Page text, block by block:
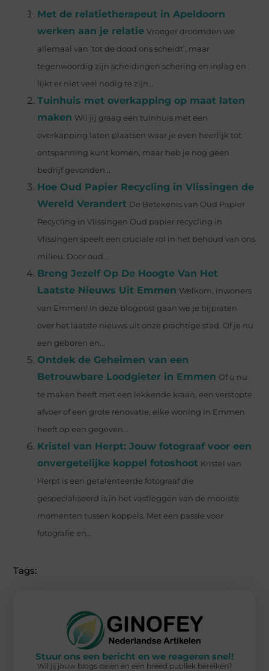
Met de relatietherapeut in Apeldoorn
werken aan je relatie Vroeger droomden we
allemaal van ‘tot de dood ons scheidt’, maar
tegenwoordig zijn scheidingen schering en inslag en
lijkt er niet veel nodig te zijn...
Tuinhuis met overkapping op maat laten
maken Wil jij graag een tuinhuis met een
overkapping laten plaatsen waar je even heerlijk tot
ontspanning kunt komen, maar heb je nog geen
bedrijf gevonden...
Hoe Oud Papier Recycling in Vlissingen de
Wereld Verandert De Betekenis van Oud Papier
Recycling in Vlissingen Oud papier recycling in
Vlissingen speelt een cruciale rol in het behoud van ons
milieu. Door oud...
Breng Jezelf Op De Hoogte Van Het
Laatste Nieuws Uit Emmen Welkom, inwoners
van Emmen! In deze blogpost gaan we je bijpraten
over het laatste nieuws uit onze prachtige stad. Of je nu
een geboren en...
Ontdek de Geheimen van een
Betrouwbare Loodgieter in Emmen Of u nu
te maken heeft met een lekkende kraan, een verstopte
afvoer of een grote renovatie, elke woning in Emmen
heeft op een gegeven...
Kristel van Herpt: Jouw fotograaf voor een
onvergetelijke koppel fotoshoot Kristel van
Herpt is een getalenteerde fotograaf die
gespecialiseerd is in het vastleggen van de mooiste
momenten tussen koppels. Met een passie voor
fotografie en...
Tags:
Stuur ons een bericht en we reageren snel!
Wil jij jouw blogs delen en een breed publiek bereiken?